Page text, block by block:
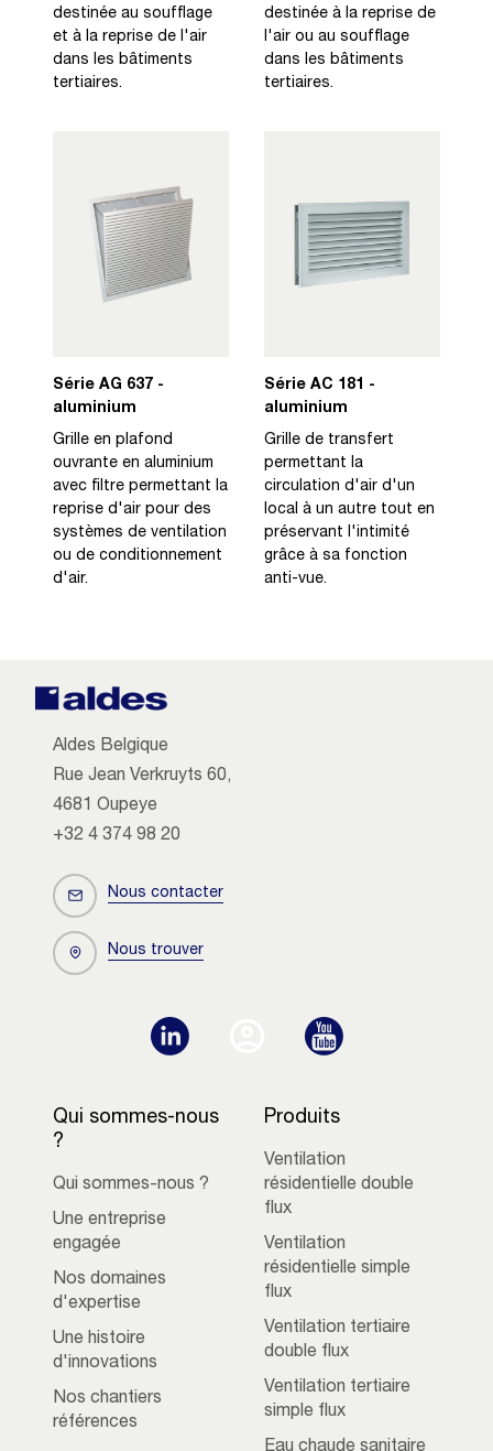
destinée au soufflage
et à la reprise de l'air
dans les bâtiments
tertiaires.
destinée à la reprise de
l'air ou au soufflage
dans les bâtiments
tertiaires.
Série AG 637 -
aluminium
Grille en plafond
ouvrante en aluminium
avec filtre permettant la
reprise d'air pour des
systèmes de ventilation
ou de conditionnement
d'air.
Série AC 181 -
aluminium
Grille de transfert
permettant la
circulation d'air d'un
local à un autre tout en
préservant l'intimité
grâce à sa fonction
anti-vue.
Aldes Belgique
Rue Jean Verkruyts 60,
4681 Oupeye
+32 4 374 98 20
Nous contacter
Nous trouver
Qui sommes-nous
?
Qui sommes-nous ?
Une entreprise
engagée
Nos domaines
d'expertise
Une histoire
d'innovations
Nos chantiers
références
Produits
Ventilation
résidentielle double
flux
Ventilation
résidentielle simple
flux
Ventilation tertiaire
double flux
Ventilation tertiaire
simple flux
Eau chaude sanitaire